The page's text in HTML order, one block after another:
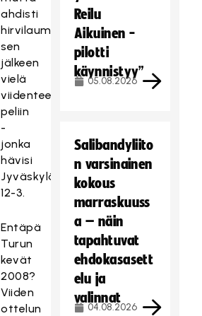
ahdisti
hirvilauman
sen
jälkeen
vielä
viidenteen
peliin
-
jonka
hävisi
Jyväskylässä
12-3.
Entäpä
Turun
kevät
2008?
Viiden
ottelun
Reilu
Aikuinen -
pilotti
käynnistyy”
05.08.2026
Salibandyliito
n varsinainen
kokous
marraskuuss
a – näin
tapahtuvat
ehdokasasett
elu ja
valinnat
04.08.2026